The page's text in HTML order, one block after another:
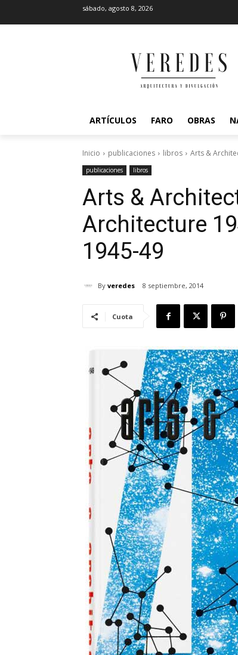
sábado, agosto 8, 2026
ARTÍCULOS FARO OBRAS
Inicio publicaciones libros Arts &
publicaciones libros
Arts &
Architecture
1945-49
By veredes 8 septiembre, 2014
Cuota